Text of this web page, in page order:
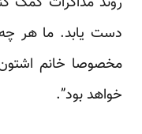
دست یابد. ما هر چه
مخصوصا خانم
خواهد بود”.